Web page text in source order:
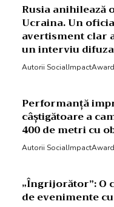
Rusia anihilează
Ucraina. Un
avertisment clar
un interviu
Autorii SocialImpactAward
Performanță
câștigătoare a
400 de metri cu
Autorii SocialImpactAward
„Îngrijorător”: O
de evenimente